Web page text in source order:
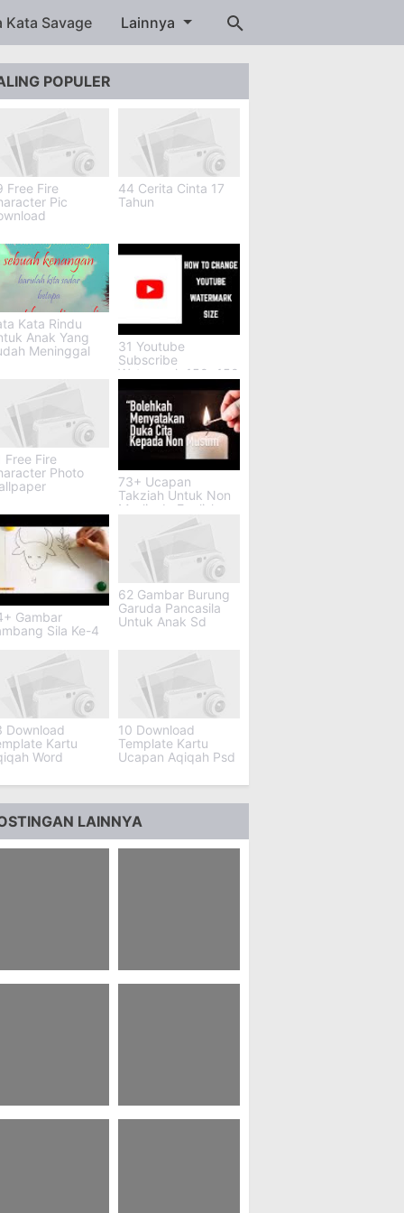
Kata Savage Lainnya
POPULER
Free Fire
Pic
44 Cerita Cinta 17
Tahun
Kata Rindu
Anak Yang
Meninggal
31 Youtube
Subscribe
Watermark 150x150
Free Fire
Photo
73+ Ucapan
Takziah Untuk Non
Muslim In English
Gambar
Sila Ke-4
62 Gambar Burung
Garuda Pancasila
Untuk Anak Sd
Download
Kartu
Word
10 Download
Template Kartu
Ucapan Aqiqah Psd
LAINNYA
Ucapan Selamat
76 Kata Kata Bijak
Naskah Drama
66 Puisi Kehilangan